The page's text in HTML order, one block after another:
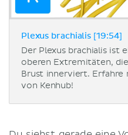
Plexus brachialis [19:54]
Der Plexus brachialis ist
oberen Extremitäten,
Brust innerviert. Erfahre
von Kenhub!